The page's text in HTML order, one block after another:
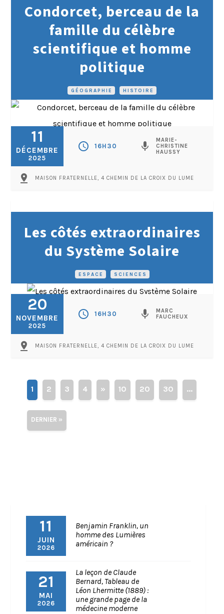
GÉOGRAPHIE HISTOIRE
Condorcet, berceau de la
famille du célèbre
scientifique et homme
politique
11
DÉCEMBRE
2025
schedule 16H30 mic
MARIE-
CHRISTINE
HAUSSY
pin_drop MAISON FRATERNELLE, 4 CHEMIN DE LA CROIX DU LUME
ESPACE SCIENCES
Les côtés extraordinaires
du Système Solaire
20
NOVEMBRE
2025
schedule 16H30 mic
MARC
FAUCHEUX
pin_drop MAISON FRATERNELLE, 4 CHEMIN DE LA CROIX DU LUME
1 2 3 4 » 10 20 30 ...
DERNIER »
11
JUIN
2026
Benjamin Franklin, un
homme des Lumières
américain ?
21
MAI
2026
La leçon de Claude
Bernard, Tableau de
Léon Lhermitte (1889) :
une grande page de la
médecine moderne